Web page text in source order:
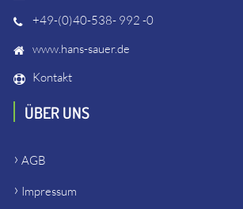
+49-(0)40-538- 992 -0
www.hans-sauer.de
Kontakt
ÜBER UNS
AGB
Impressum